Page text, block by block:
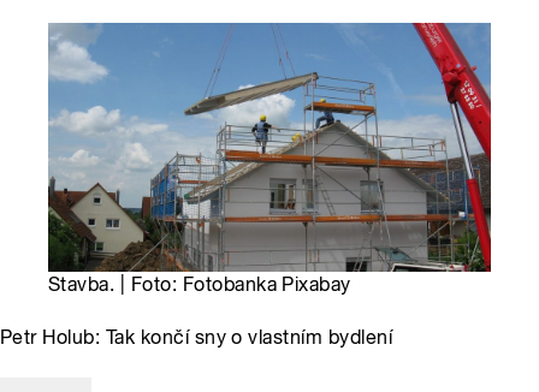
Stavba. | Foto: Fotobanka Pixabay
Petr Holub: Tak končí sny o vlastním bydlení